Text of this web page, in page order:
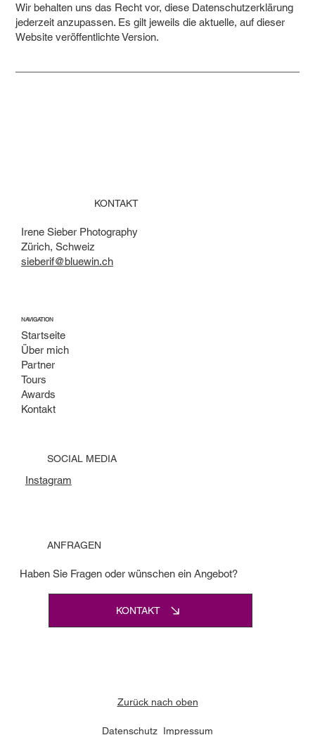
Wir behalten uns das Recht vor, diese Datenschutzerklärung
jederzeit anzupassen. Es gilt jeweils die aktuelle, auf dieser
Website veröffentlichte Version.
NAVIGATION
Startseite
Über mich
Partner
Tours
Awards
Kontakt
KONTAKT
Irene Sieber Photography
Zürich, Schweiz
sieberif@bluewin.ch
SOCIAL MEDIA
Instagram
ANFRAGEN
Haben Sie Fragen oder wünschen ein Angebot?
KONTAKT
Datenschutz Impressum
Zurück nach oben